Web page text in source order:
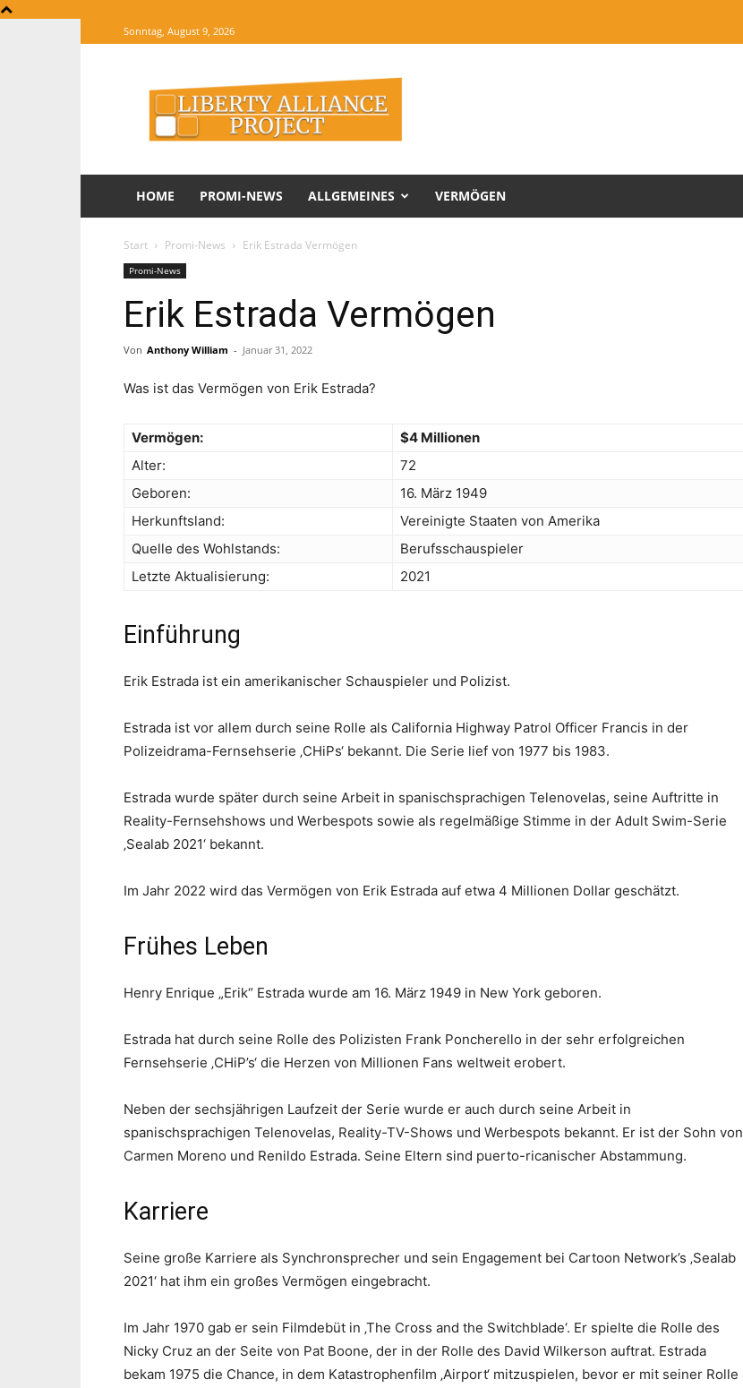
Sonntag, August 9, 2026
Website
of
Informations
HOME PROMI-NEWS ALLGEMEINES VERMÖGEN
Start Promi-News Erik Estrada Vermögen
Promi-News
Erik Estrada Vermögen
Von Anthony William - Januar 31, 2022
Was ist das Vermögen von Erik Estrada?
Vermögen:
$4 Millionen
Alter:
72
Geboren:
16. März 1949
Herkunftsland:
Vereinigte Staaten von Amerika
Quelle des Wohlstands:
Berufsschauspieler
Letzte Aktualisierung:
2021
Einführung
Erik Estrada ist ein amerikanischer Schauspieler und Polizist.
Estrada ist vor allem durch seine Rolle als California Highway Patrol Officer Francis in der
Polizeidrama-Fernsehserie ‚CHiPs‘ bekannt. Die Serie lief von 1977 bis 1983.
Estrada wurde später durch seine Arbeit in spanischsprachigen Telenovelas, seine Auftritte in
Reality-Fernsehshows und Werbespots sowie als regelmäßige Stimme in der Adult Swim-Serie
‚Sealab 2021‘ bekannt.
Im Jahr 2022 wird das Vermögen von Erik Estrada auf etwa 4 Millionen Dollar geschätzt.
Frühes Leben
Henry Enrique „Erik“ Estrada wurde am 16. März 1949 in New York geboren.
Estrada hat durch seine Rolle des Polizisten Frank Poncherello in der sehr erfolgreichen
Fernsehserie ‚CHiP’s‘ die Herzen von Millionen Fans weltweit erobert.
Neben der sechsjährigen Laufzeit der Serie wurde er auch durch seine Arbeit in
spanischsprachigen Telenovelas, Reality-TV-Shows und Werbespots bekannt. Er ist der Sohn von
Carmen Moreno und Renildo Estrada. Seine Eltern sind puerto-ricanischer Abstammung.
Karriere
Seine große Karriere als Synchronsprecher und sein Engagement bei Cartoon Network’s ‚Sealab
2021‘ hat ihm ein großes Vermögen eingebracht.
Im Jahr 1970 gab er sein Filmdebüt in ‚The Cross and the Switchblade‘. Er spielte die Rolle des
Nicky Cruz an der Seite von Pat Boone, der in der Rolle des David Wilkerson auftrat. Estrada
bekam 1975 die Chance, in dem Katastrophenfilm ‚Airport‘ mitzuspielen, bevor er mit seiner Rolle